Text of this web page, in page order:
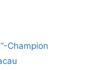
Champion